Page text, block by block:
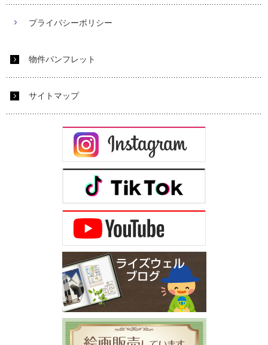
プライバシーポリシー
物件パンフレット
サイトマップ